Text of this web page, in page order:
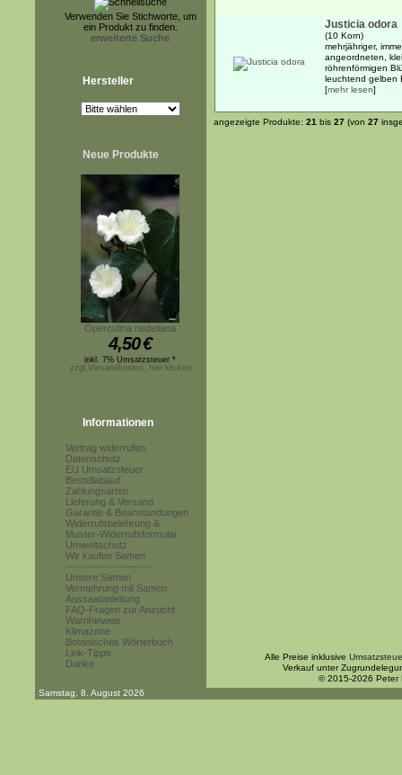
Verwenden Sie Stichworte, um
ein Produkt zu finden.
erweiterte Suche
Hersteller
Neue Produkte
Operculina riedeliana
4,50€
inkl. 7% Umsatzsteuer *
zzgl.Versandkosten, hier klicken
Informationen
Vertrag widerrufen
Datenschutz
EU Umsatzsteuer
Bestellablauf
Zahlungsarten
Lieferung & Versand
Garantie & Beanstandungen
Widerrufsbelehrung &
Muster-Widerrufsformular
Umweltschutz
Wir kaufen Samen
------------------------
Unsere Samen
Vermehrung mit Samen
Aussaatanleitung
FAQ-Fragen zur Anzucht
Warnhinweis
Klimazone
Botanisches Wörterbuch
Link-Tipps
Danke
Justicia odora
(10 Korn)
mehrjähriger,
angeordneten,
röhrenförmigen
leuchtend gelben
[mehr lesen]
angezeigte Produkte: 21 bis 27 (von 27
Alle Preise inklusive
Verkauf unter
© 2015-2026 Peter
Samstag, 8. August 2026